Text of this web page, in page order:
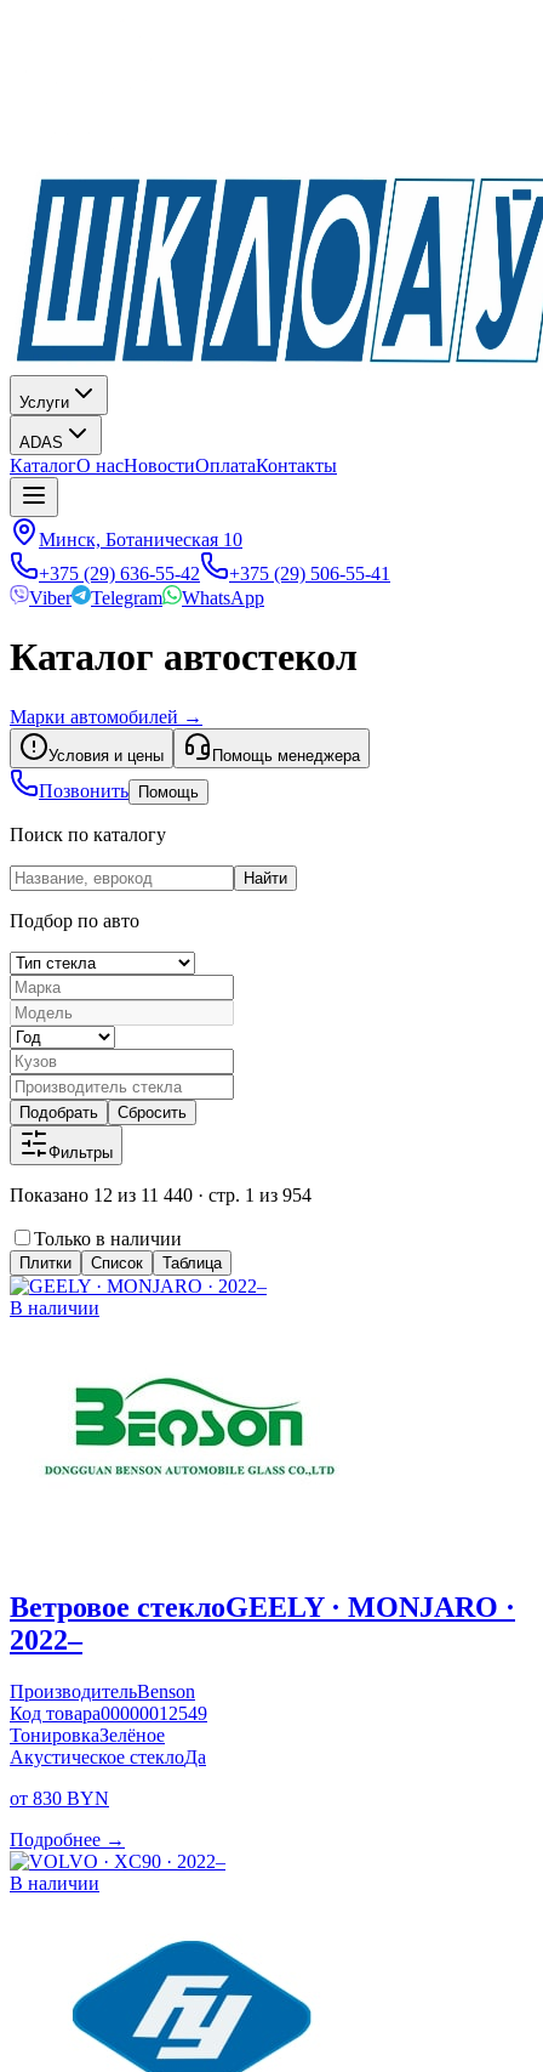
Услуги
ADAS
КаталогО насНовостиОплатаКонтакты
Минск, Ботаническая 10
+375 (29) 636-55-42
+375 (29) 506-55-41
Viber
Telegram WhatsApp
Каталог автостекол
Марки автомобилей →
Условия и цены Помощь менеджера
Позвонить Помощь
Поиск по каталогу
Найти
Подбор по авто
Подобрать Сбросить
Фильтры
Показано 12 из 11 440 · стр. 1 из 954
Только в наличии
Плитки Список Таблица
В наличии
Ветровое стеклоGEELY · MONJARO ·
2022–
ПроизводительBenson
Код товара00000012549
ТонировкаЗелёное
Акустическое стеклоДа
от 830 BYN
Подробнее →
В наличии